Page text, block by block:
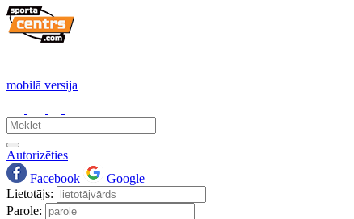
mobilā versija
Autorizēties
Facebook
Google
Lietotājs:
Parole: